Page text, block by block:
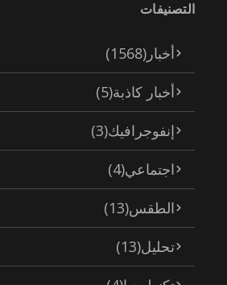
التصنيفات
أخبار (1568)
أخبار كاذبة(5)
إنفوجرافيك(3)
اجتماعي(4)
الطقس(13)
تحليل(13)